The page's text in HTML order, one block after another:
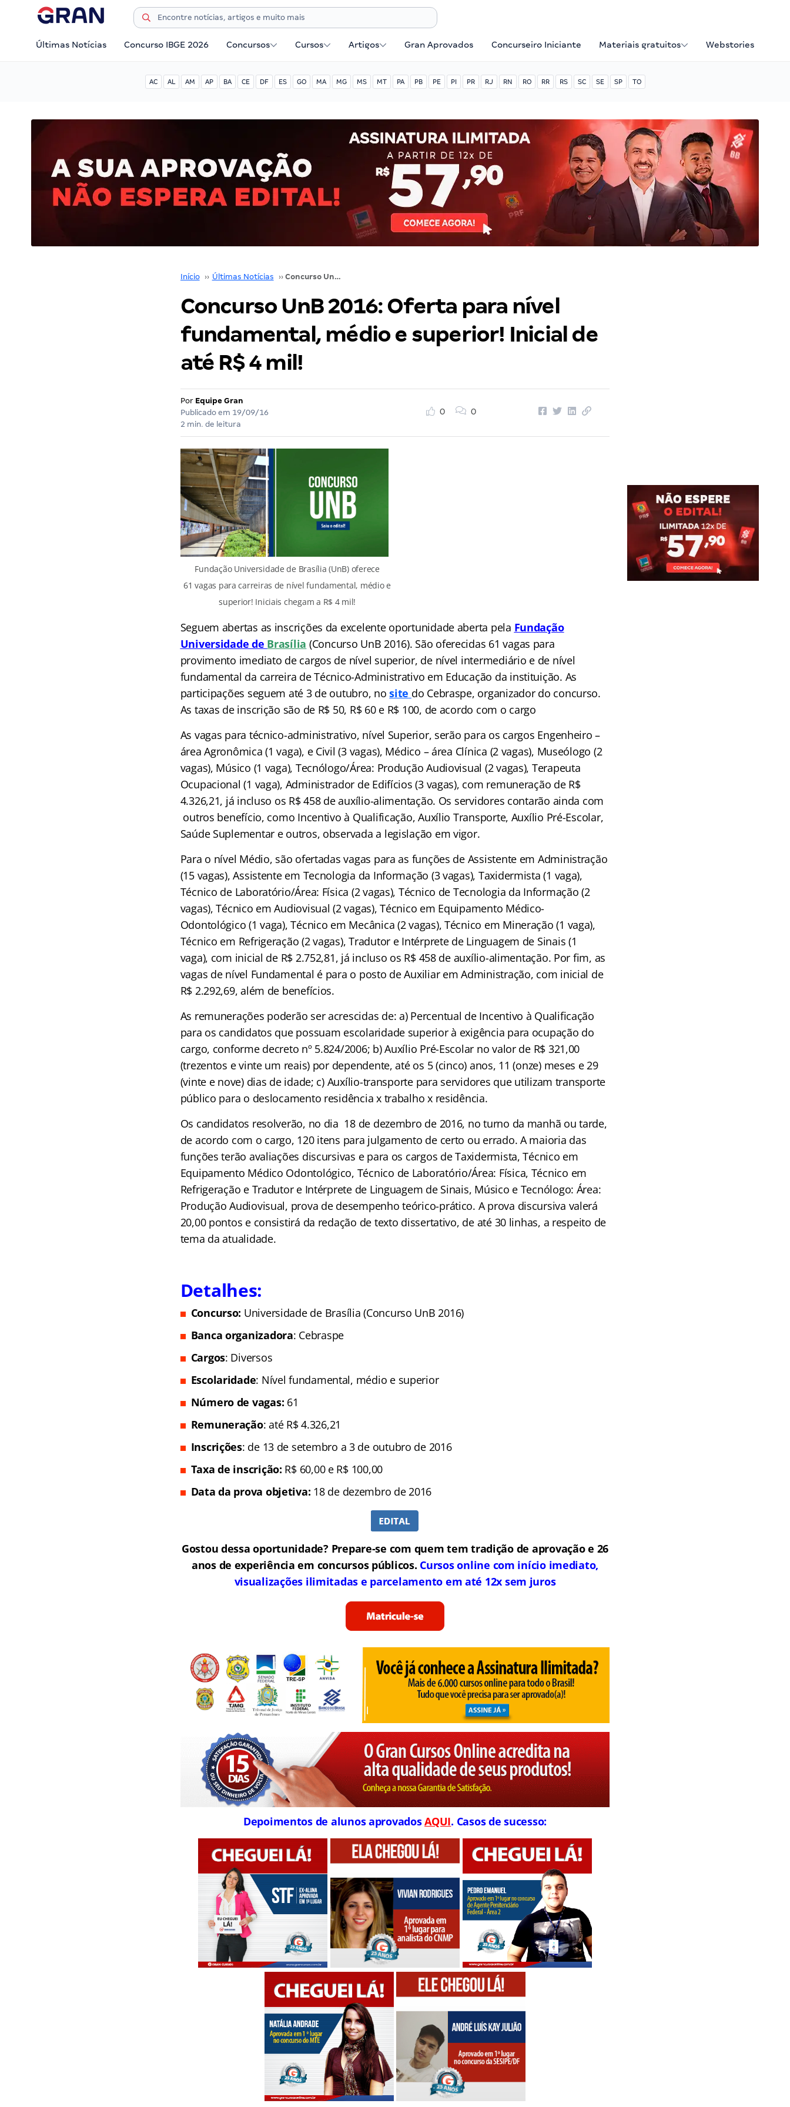
Últimas Notícias Concurso IBGE 2026 Concursos Cursos Artigos Gran Aprovados Concurseiro Iniciante Materiais gratuitos Webstories
AC AL AM AP BA CE DF ES GO MA MG MS MT PA PB PE PI PR RJ RN RO RR RS SC SE SP TO
Início ›› Últimas Notícias ›› Concurso UnB 2016: Oferta para nível fundamental, médio e superior! Inicial de até R$ 4 mil!
Concurso UnB 2016: Oferta para nível
fundamental, médio e superior! Inicial de
até R$ 4 mil!
Por Equipe Gran
Publicado em 19/09/16
2 min. de leitura
0 0
Fundação Universidade de Brasília (UnB) oferece
61 vagas para carreiras de nível fundamental, médio e
superior! Iniciais chegam a R$ 4 mil!
Seguem abertas as inscrições da excelente oportunidade aberta pela Fundação
Universidade de Brasília (Concurso UnB 2016). São oferecidas 61 vagas para
provimento imediato de cargos de nível superior, de nível intermediário e de nível
fundamental da carreira de Técnico-Administrativo em Educação da instituição. As
participações seguem até 3 de outubro, nosite do Cebraspe, organizador do concurso.
As taxas de inscrição são de R$ 50, R$ 60 e R$ 100, de acordo com o cargo
As vagas para técnico-administrativo, nível Superior, serão para os cargos Engenheiro –
área Agronômica (1 vaga), e Civil (3 vagas), Médico – área Clínica (2 vagas), Museólogo (2
vagas), Músico (1 vaga), Tecnólogo/Área: Produção Audiovisual (2 vagas), Terapeuta
Ocupacional (1 vaga), Administrador de Edifícios (3 vagas), com remuneração de R$
4.326,21, já incluso os R$ 458 de auxílio-alimentação. Os servidores contarão ainda com
outros benefício, como Incentivo à Qualificação, Auxílio Transporte, Auxílio Pré-Escolar,
Saúde Suplementar e outros, observada a legislação em vigor.
Para o nível Médio, são ofertadas vagas para as funções de Assistente em Administração
(15 vagas), Assistente em Tecnologia da Informação (3 vagas), Taxidermista (1 vaga),
Técnico de Laboratório/Área: Física (2 vagas), Técnico de Tecnologia da Informação (2
vagas), Técnico em Audiovisual (2 vagas), Técnico em Equipamento Médico-
Odontológico (1 vaga), Técnico em Mecânica (2 vagas), Técnico em Mineração (1 vaga),
Técnico em Refrigeração (2 vagas), Tradutor e Intérprete de Linguagem de Sinais (1
vaga), com inicial de R$ 2.752,81, já incluso os R$ 458 de auxílio-alimentação. Por fim, as
vagas de nível Fundamental é para o posto de Auxiliar em Administração, com inicial de
R$ 2.292,69, além de benefícios.
As remunerações poderão ser acrescidas de: a) Percentual de Incentivo à Qualificação
para os candidatos que possuam escolaridade superior à exigência para ocupação do
cargo, conforme decreto nº 5.824/2006; b) Auxílio Pré-Escolar no valor de R$ 321,00
(trezentos e vinte um reais) por dependente, até os 5 (cinco) anos, 11 (onze) meses e 29
(vinte e nove) dias de idade; c) Auxílio-transporte para servidores que utilizam transporte
público para o deslocamento residência x trabalho x residência.
Os candidatos resolverão, no dia 18 de dezembro de 2016, no turno da manhã ou tarde,
de acordo com o cargo, 120 itens para julgamento de certo ou errado. A maioria das
funções terão avaliações discursivas e para os cargos de Taxidermista, Técnico em
Equipamento Médico Odontológico, Técnico de Laboratório/Área: Física, Técnico em
Refrigeração e Tradutor e Intérprete de Linguagem de Sinais, Músico e Tecnólogo: Área:
Produção Audiovisual, prova de desempenho teórico-prático. A prova discursiva valerá
20,00 pontos e consistirá da redação de texto dissertativo, de até 30 linhas, a respeito de
tema da atualidade.
Detalhes:
Concurso: Universidade de Brasília (Concurso UnB 2016)
Banca organizadora: Cebraspe
Cargos: Diversos
Escolaridade: Nível fundamental, médio e superior
Número de vagas: 61
Remuneração: até R$ 4.326,21
Inscrições: de 13 de setembro a 3 de outubro de 2016
Taxa de inscrição: R$ 60,00 e R$ 100,00
Data da prova objetiva: 18 de dezembro de 2016
Gostou dessa oportunidade? Prepare-se com quem tem tradição de aprovação e 26
anos de experiência em concursos públicos. Cursos online com início imediato,
visualizações ilimitadas e parcelamento em até 12x sem juros
Depoimentos de alunos aprovadosAQUI. Casos de sucesso: